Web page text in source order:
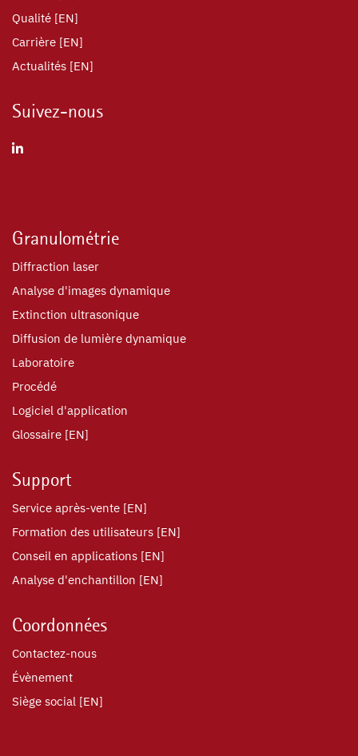
Qualité [EN]
Carrière [EN]
Actualités [EN]
Suivez-nous
Granulométrie
Diffraction laser
Analyse d'images dynamique
Extinction ultrasonique
Diffusion de lumière dynamique
Laboratoire
Procédé
Logiciel d'application
Glossaire [EN]
Support
Service après-vente [EN]
Formation des utilisateurs [EN]
Conseil en applications [EN]
Analyse d'enchantillon [EN]
Coordonnées
Contactez-nous
Évènement
Siège social [EN]